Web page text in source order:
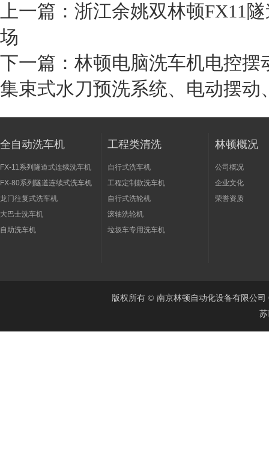
上一篇： 浙江余姚双林顿FX11
场
下一篇： 林顿电脑洗车机电控
集束式水刀预洗系统、电动摆动
全自动洗车机
FX-11系列隧道式连续洗车机
FX-80系列隧道连续式洗车机
龙门往复式洗车机
大巴士洗车机
自助洗车机
工程类清洗
自行式洗车机
工程定制款洗车机
自行式洗轮机
滚轴洗轮机
垃圾车专用洗车机
林顿概况
公司概况
企业文化
荣誉资质
版权所有 © 南京林顿自动化设备有限公
苏